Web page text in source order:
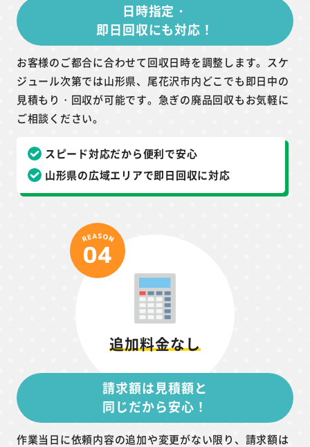
日時指定・
即日回収にも対応！
お客様のご都合に合わせて回収日時を調整します。スケ
ジュール次第では山形県、尾花沢市内どこでも即日中の
見積もり・回収が可能です。急ぎの廃品回収もお気軽に
ご相談ください。
スピード対応だから便利で安心
山形県の広域エリアで即日回収に対応
追加料金なし
請求額は見積額と
同じだから安心！
作業当日に依頼内容の追加や変更がない限り、請求額は